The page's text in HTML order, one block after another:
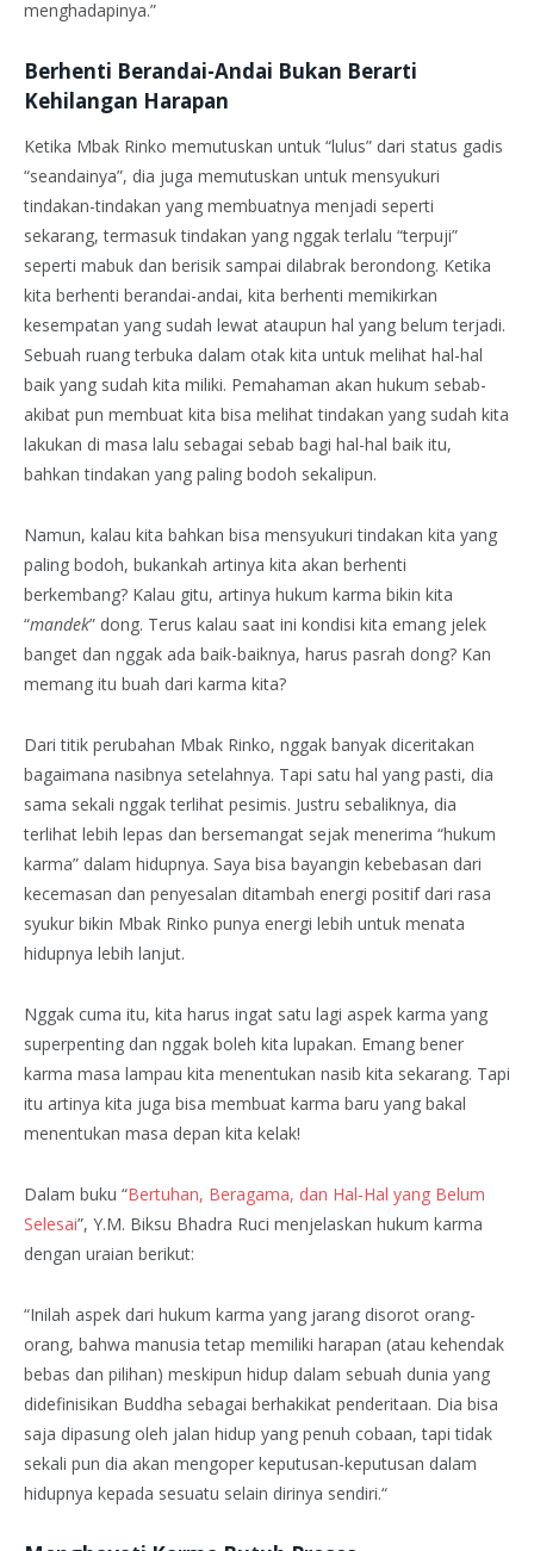
menghadapinya.”
Berhenti Berandai-Andai Bukan Berarti
Kehilangan Harapan
Ketika Mbak Rinko memutuskan untuk “lulus” dari status gadis
“seandainya”, dia juga memutuskan untuk mensyukuri
tindakan-tindakan yang membuatnya menjadi seperti
sekarang, termasuk tindakan yang nggak terlalu “terpuji”
seperti mabuk dan berisik sampai dilabrak berondong. Ketika
kita berhenti berandai-andai, kita berhenti memikirkan
kesempatan yang sudah lewat ataupun hal yang belum terjadi.
Sebuah ruang terbuka dalam otak kita untuk melihat hal-hal
baik yang sudah kita miliki. Pemahaman akan hukum sebab-
akibat pun membuat kita bisa melihat tindakan yang sudah kita
lakukan di masa lalu sebagai sebab bagi hal-hal baik itu,
bahkan tindakan yang paling bodoh sekalipun.
Namun, kalau kita bahkan bisa mensyukuri tindakan kita yang
paling bodoh, bukankah artinya kita akan berhenti
berkembang? Kalau gitu, artinya hukum karma bikin kita
“mandek” dong. Terus kalau saat ini kondisi kita emang jelek
banget dan nggak ada baik-baiknya, harus pasrah dong? Kan
memang itu buah dari karma kita?
Dari titik perubahan Mbak Rinko, nggak banyak diceritakan
bagaimana nasibnya setelahnya. Tapi satu hal yang pasti, dia
sama sekali nggak terlihat pesimis. Justru sebaliknya, dia
terlihat lebih lepas dan bersemangat sejak menerima “hukum
karma” dalam hidupnya. Saya bisa bayangin kebebasan dari
kecemasan dan penyesalan ditambah energi positif dari rasa
syukur bikin Mbak Rinko punya energi lebih untuk menata
hidupnya lebih lanjut.
Nggak cuma itu, kita harus ingat satu lagi aspek karma yang
superpenting dan nggak boleh kita lupakan. Emang bener
karma masa lampau kita menentukan nasib kita sekarang. Tapi
itu artinya kita juga bisa membuat karma baru yang bakal
menentukan masa depan kita kelak!
Dalam buku “Bertuhan, Beragama, dan Hal-Hal yang Belum
Selesai”, Y.M. Biksu Bhadra Ruci menjelaskan hukum karma
dengan uraian berikut:
“Inilah aspek dari hukum karma yang jarang disorot orang-
orang, bahwa manusia tetap memiliki harapan (atau kehendak
bebas dan pilihan) meskipun hidup dalam sebuah dunia yang
didefinisikan Buddha sebagai berhakikat penderitaan. Dia bisa
saja dipasung oleh jalan hidup yang penuh cobaan, tapi tidak
sekali pun dia akan mengoper keputusan-keputusan dalam
hidupnya kepada sesuatu selain dirinya sendiri.“